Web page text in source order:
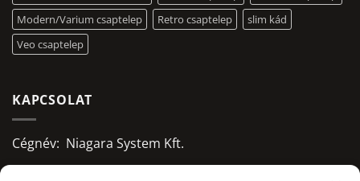
Modern/Varium csaptelep
Retro csaptelep
slim kád
Veo csaptelep
KAPCSOLAT
Cégnév: Niagara System Kft.